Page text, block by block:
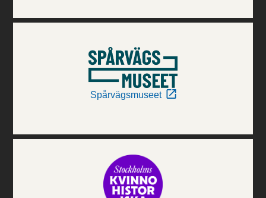
Spårvägsmuseet